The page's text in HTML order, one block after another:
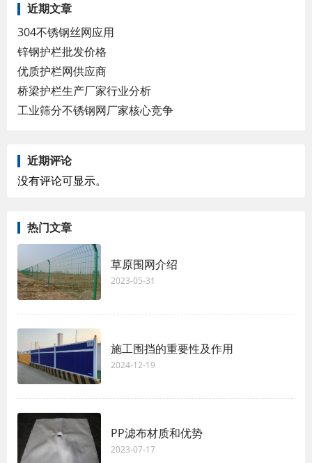
近期文章
304不锈钢丝网应用
锌钢护栏批发价格
优质护栏网供应商
桥梁护栏生产厂家行业分析
工业筛分不锈钢网厂家核心竞争
近期评论
没有评论可显示。
热门文章
草原围网介绍
2023-05-31
施工围挡的重要性及作用
2024-12-19
PP滤布材质和优势
2023-07-17